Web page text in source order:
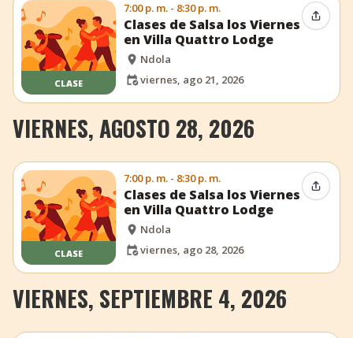
CLASE
7:00 p. m. - 8:30 p. m.
Clases de Salsa los Viernes
en Villa Quattro Lodge
Ndola
viernes, ago 21, 2026
VIERNES, AGOSTO 28, 2026
CLASE
7:00 p. m. - 8:30 p. m.
Clases de Salsa los Viernes
en Villa Quattro Lodge
Ndola
viernes, ago 28, 2026
VIERNES, SEPTIEMBRE 4, 2026